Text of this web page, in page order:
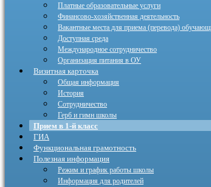
Платные образовательные услуги
Финансово-хозяйственная деятельность
Вакантные места для приема (перевода)
Доступная среда
Международное сотрудничество
Организация питания в ОУ
Визитная карточка
Общая информация
История
Сотрудничество
Герб и гимн школы
Прием в 1-й класс
ГИА
Функциональная грамотность
Полезная информация
Режим и график работы школы
Информация для родителей